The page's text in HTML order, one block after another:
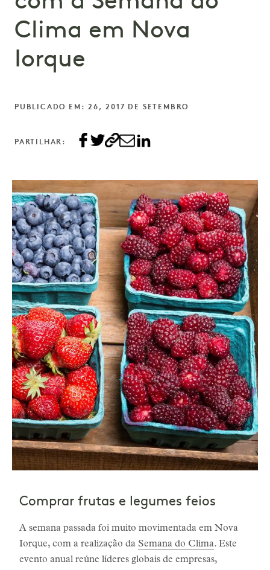
Clima em Nova
Iorque
PUBLICADO EM: 26, 2017 DE SETEMBRO
PARTILHAR:
Comprar frutas e legumes feios
A semana passada foi muito movimentada em Nova
Iorque, com a realização da Semana do Clima. Este
evento anual reúne líderes globais de empresas,